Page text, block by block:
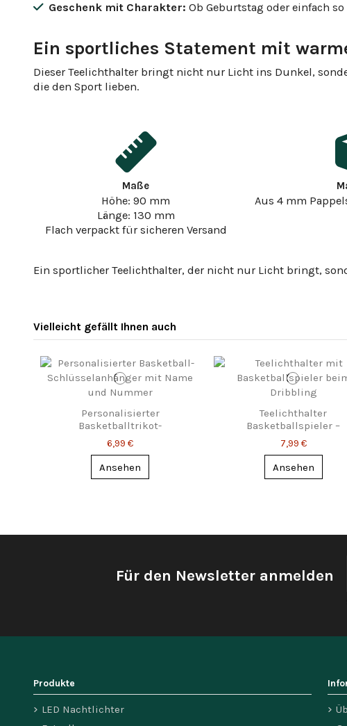
Geschenk mit Charakter: Ob Geburtstag oder einfach
Ein sportliches Statement mit
Dieser Teelichthalter bringt nicht nur Licht ins Dunkel,
die den Sport lieben.
Maße
Höhe: 90 mm
Länge: 130 mm
Flach verpackt für sicheren Versand
Aus 4 mm
Ein sportlicher Teelichthalter, der nicht nur Licht bringt,
Vielleicht gefällt Ihnen auch
Personalisierter
Basketballtrikot-
Schlüsselanhänger mit
Name & Nummer
6,99 €
Ansehen
Teelichthalter
Basketballspieler –
Dribbling-Silhouette für
7,99 €
Ansehen
Für den Newsletter anmelden
Produkte
LED Nachtlichter